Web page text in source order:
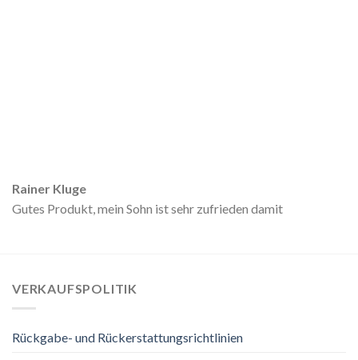
Rainer Kluge
Gutes Produkt, mein Sohn ist sehr zufrieden damit
VERKAUFSPOLITIK
Rückgabe- und Rückerstattungsrichtlinien